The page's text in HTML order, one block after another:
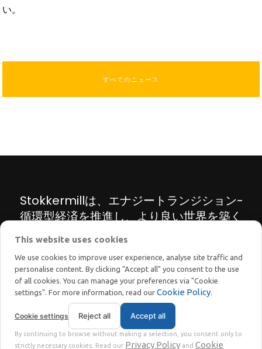
い。
すべてのニュース
Stokkermillは、エナジートランジション-
循環型経済を推進し、より良い世界を築く
ため、リサイクル機械・プラントの革新的
なソリューションを提案しています。
STOKKERMILL | SELTEK SRL© 2023 | VAT番号 IT02360630301 |Privacy|Terms
This website uses cookies
We use cookies to improve user experience, analyse site traffic and
personalise content. By clicking "Accept all" you consent to the use
of all cookies. You can manage your preferences via "Cookie
settings". For more information, read our Cookie Policy.
Cookie settings Reject all Accept all
By continuing to browse without making a selection, you consent only to
strictly necessary cookies. Read our Privacy Policy and Cookie